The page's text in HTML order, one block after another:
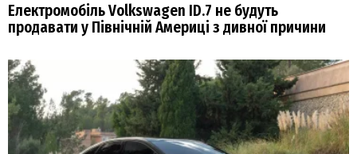
Електромобіль Volkswagen ID.7 не будуть
продавати у Північній Америці з дивної причини